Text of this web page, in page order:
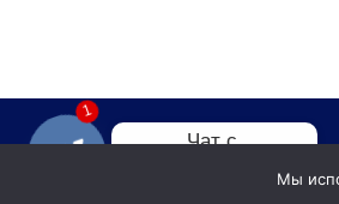
Мы
1
Чат с